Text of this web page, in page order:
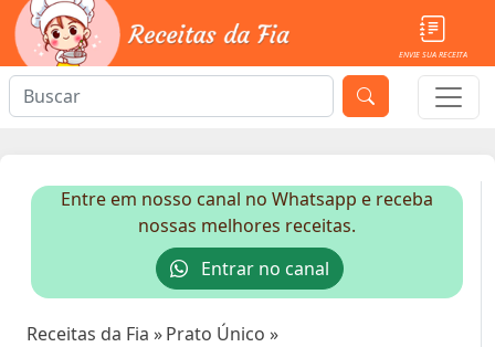
ENVIE SUA RECEITA
Entre em nosso canal no Whatsapp e receba
nossas melhores receitas.
Entrar no canal
Receitas da Fia »Prato Único »